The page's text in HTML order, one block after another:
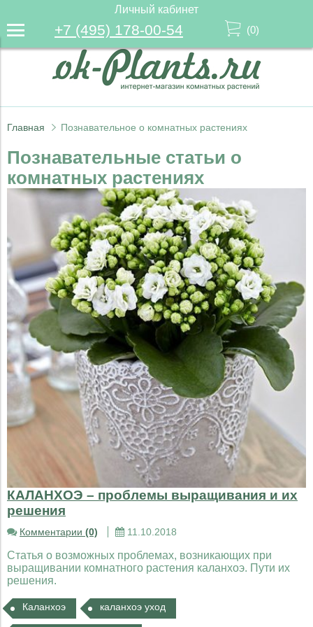
Личный кабинет
+7 (495) 178-00-54 (0)
Главная Познавательное о комнатных растениях
Познавательные статьи о
комнатных растениях
КАЛАНХОЭ – проблемы выращивания и их
решения
Комментарии (0) 11.10.2018
Статья о возможных проблемах, возникающих при
выращивании комнатного растения каланхоэ. Пути их
решения.
Каланхоэ каланхоэ уход